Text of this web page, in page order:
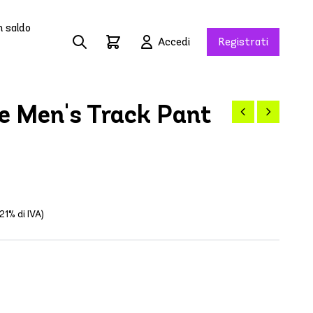
saldo
Accedi Registrati
Men's Track Pant
di IVA)